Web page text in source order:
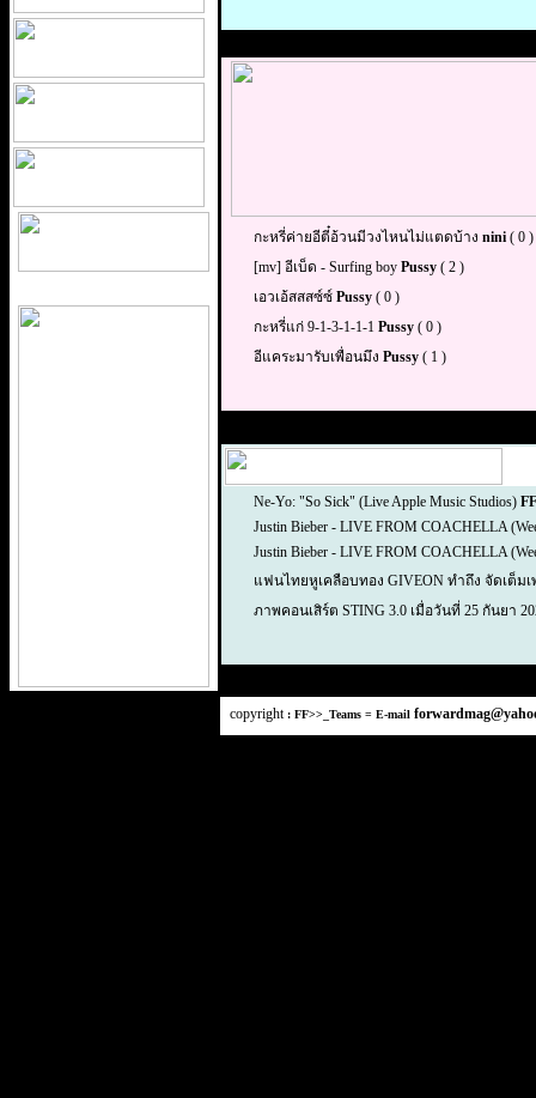
กะหรี่ค่ายอีตี๋อ้วนมีวงไหนไม่แตดบ้าง nini ( 0 )
[mv] อีเบ็ด - Surfing boy Pussy ( 2 )
เอวเอ้สสสซ์ซ์ Pussy ( 0 )
กะหรี่แก่ 9-1-3-1-1-1 Pussy ( 0 )
อีแคระมารับเพื่อนมึง Pussy ( 1 )
Ne-Yo: "So Sick" (Live Apple Music Studios)
Justin Bieber - LIVE FROM COACHELLA
Justin Bieber - LIVE FROM COACHELLA
แฟนไทยหูเคลือบทอง GIVEON ทำถึง จัดเต็ม
ภาพคอนเสิร์ต STING 3.0 เมื่อวันที่ 25 กันยา
copyright : FF>>_Teams = E-mail